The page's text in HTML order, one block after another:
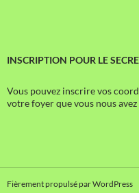
INSCRIPTION POUR LE
Vous pouvez inscrire vos
votre foyer que vous nous
Fièrement propulsé par WordPress